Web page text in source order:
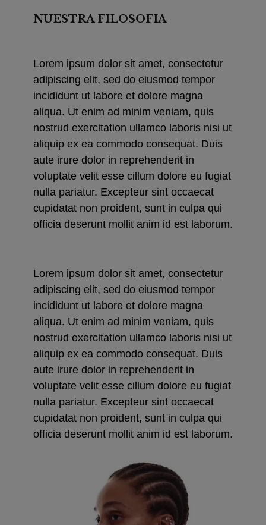
NUESTRA FILOSOFIA
Lorem ipsum dolor sit amet, consectetur
adipiscing elit, sed do eiusmod tempor
incididunt ut labore et dolore magna
aliqua. Ut enim ad minim veniam, quis
nostrud exercitation ullamco laboris nisi ut
aliquip ex ea commodo consequat. Duis
aute irure dolor in reprehenderit in
voluptate velit esse cillum dolore eu fugiat
nulla pariatur. Excepteur sint occaecat
cupidatat non proident, sunt in culpa qui
officia deserunt mollit anim id est laborum.
Lorem ipsum dolor sit amet, consectetur
adipiscing elit, sed do eiusmod tempor
incididunt ut labore et dolore magna
aliqua. Ut enim ad minim veniam, quis
nostrud exercitation ullamco laboris nisi ut
aliquip ex ea commodo consequat. Duis
aute irure dolor in reprehenderit in
voluptate velit esse cillum dolore eu fugiat
nulla pariatur. Excepteur sint occaecat
cupidatat non proident, sunt in culpa qui
officia deserunt mollit anim id est laborum.